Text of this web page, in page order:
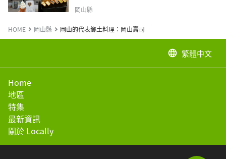
岡山縣
HOME 岡山縣 岡山的代表鄉土料理：岡山壽司
language 繁體中文
Home
地區
特集
最新資訊
關於 Locally